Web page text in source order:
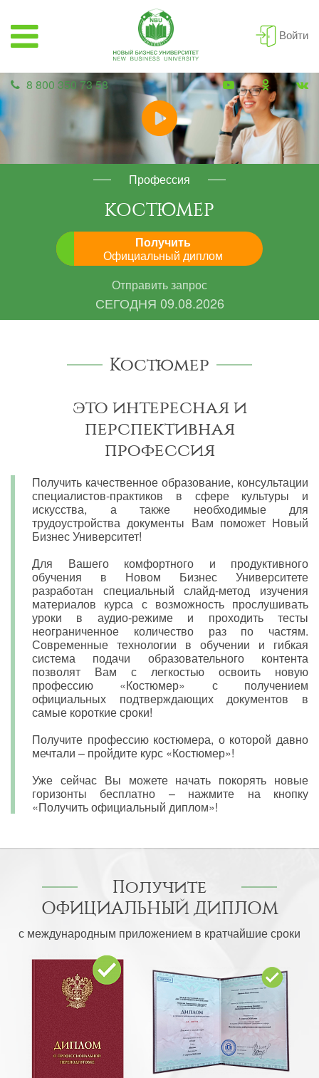
Войти
8 800 350 73 58
Профессия
КОСТЮМЕР
Получить
Официальный диплом
Отправить запрос
СЕГОДНЯ 09.08.2026
Костюмер
это интересная и
перспективная
профессия
Получить качественное образование, консультации
специалистов-практиков в сфере культуры и
искусства, а также необходимые для
трудоустройства документы Вам поможет Новый
Бизнес Университет!
Для Вашего комфортного и продуктивного
обучения в Новом Бизнес Университете
разработан специальный слайд-метод изучения
материалов курса с возможность прослушивать
уроки в аудио-режиме и проходить тесты
неограниченное количество раз по частям.
Современные технологии в обучении и гибкая
система подачи образовательного контента
позволят Вам с легкостью освоить новую
профессию «Костюмер» с получением
официальных подтверждающих документов в
самые короткие сроки!
Получите профессию костюмера, о которой давно
мечтали – пройдите курс «Костюмер»!
Уже сейчас Вы можете начать покорять новые
горизонты бесплатно – нажмите на кнопку
«Получить официальный диплом»!
Получите
ОФИЦИАЛЬНЫЙ ДИПЛОМ
с международным приложением в кратчайшие сроки